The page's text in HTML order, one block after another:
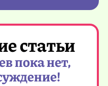
статьи
пока нет,